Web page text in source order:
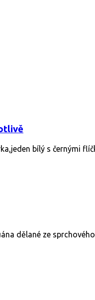
bílý s černými
dělané ze